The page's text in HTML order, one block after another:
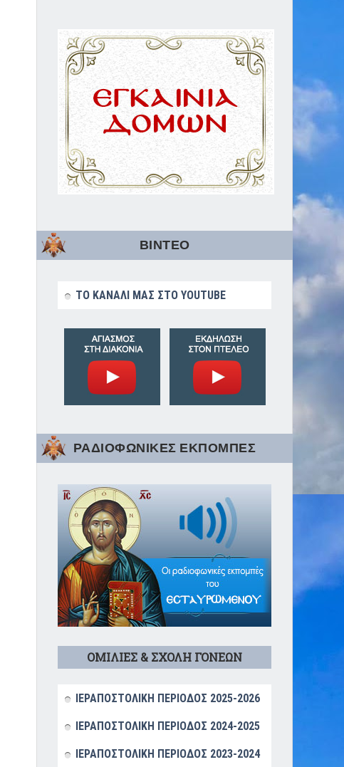
ΒΙΝΤΕΟ
ΤΟ ΚΑΝΑΛΙ ΜΑΣ ΣΤΟ YOUTUBE
ΡΑΔΙΟΦΩΝΙΚΕΣ ΕΚΠΟΜΠΕΣ
ΟΜΙΛΙΕΣ & ΣΧΟΛΗ ΓΟΝΕΩΝ
ΙΕΡΑΠΟΣΤΟΛΙΚΗ ΠΕΡΙΟΔΟΣ 2025-2026
ΙΕΡΑΠΟΣΤΟΛΙΚΗ ΠΕΡΙΟΔΟΣ 2024-2025
ΙΕΡΑΠΟΣΤΟΛΙΚΗ ΠΕΡΙΟΔΟΣ 2023-2024